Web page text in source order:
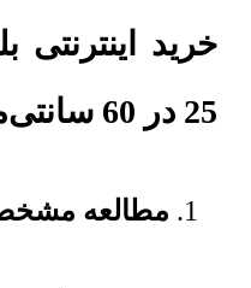
25 در 60 سانتی‌متر
مطالعه